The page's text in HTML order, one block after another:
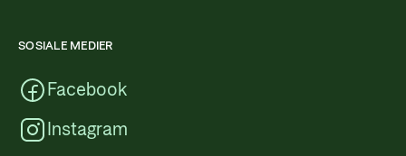
SOSIALE MEDIER
Facebook
Instagram